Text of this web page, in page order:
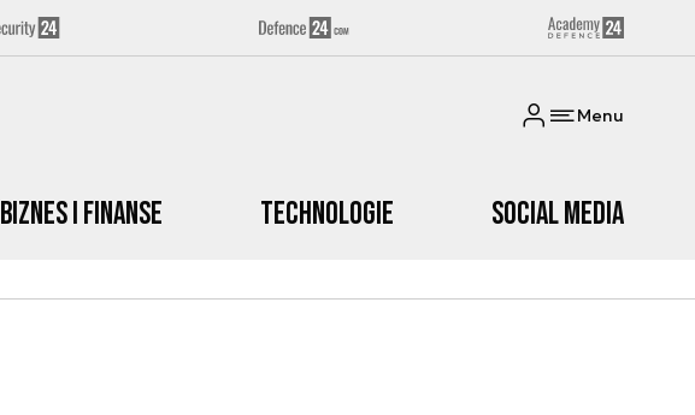
Menu
Biznes i Finanse Technologie Social media